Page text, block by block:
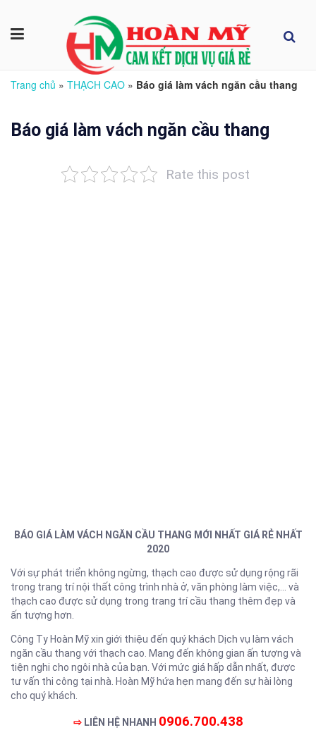
Trang chủ » THẠCH CAO » Báo giá làm vách ngăn cầu thang
Báo giá làm vách ngăn cầu thang
Rate this post
BÁO GIÁ LÀM VÁCH NGĂN CẦU THANG MỚI NHẤT GIÁ RẺ NHẤT
2020
Với sự phát triển không ngừng, thạch cao được sử dụng rộng rãi
trong trang trí nội thất công trình nhà ở, văn phòng làm việc,… và
thạch cao được sử dụng trong trang trí cầu thang thêm đẹp và
ấn tượng hơn.
Công Ty Hoàn Mỹ xin giới thiệu đến quý khách Dịch vụ làm vách
ngăn cầu thang với thạch cao. Mang đến không gian ấn tượng và
tiện nghi cho ngôi nhà của bạn. Với mức giá hấp dẫn nhất, được
tư vấn thi công tại nhà. Hoàn Mỹ hứa hẹn mang đến sự hài lòng
cho quý khách.
⇨LIÊN HỆ NHANH 0906.700.438